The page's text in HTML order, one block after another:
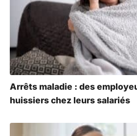
Arrêts maladie : des
huissiers chez leurs salariés